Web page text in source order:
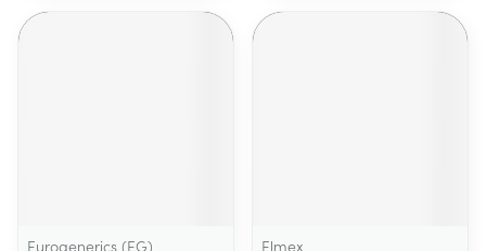
Eurogenerics (EG) Elmex